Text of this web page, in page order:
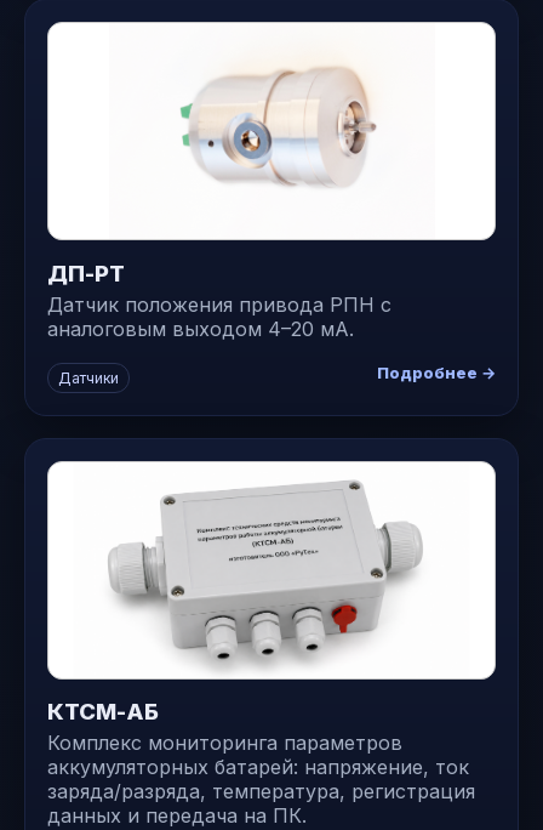
ДП-РТ
Датчик положения привода РПН с
аналоговым выходом 4–20 мА.
Датчики Подробнее →
КТСМ-АБ
Комплекс мониторинга параметров
аккумуляторных батарей: напряжение, ток
заряда/разряда, температура, регистрация
данных и передача на ПК.